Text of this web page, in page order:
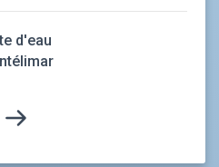
d'eau